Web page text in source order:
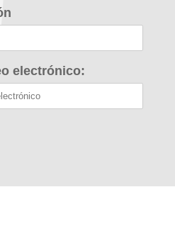
electrónico: